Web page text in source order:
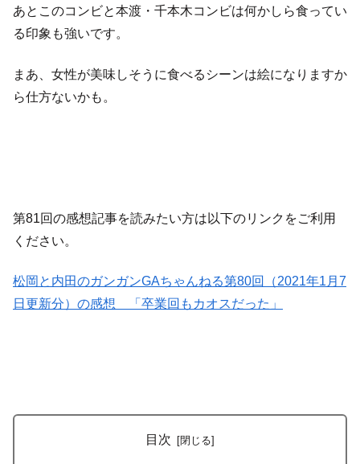
あとこのコンビと本渡・千本木コンビは何かしら食ってい
る印象も強いです。
まあ、女性が美味しそうに食べるシーンは絵になりますか
ら仕方ないかも。
第81回の感想記事を読みたい方は以下のリンクをご利用
ください。
松岡と内田のガンガンGAちゃんねる第80回（2021年1月7
日更新分）の感想 「卒業回もカオスだった」
目次